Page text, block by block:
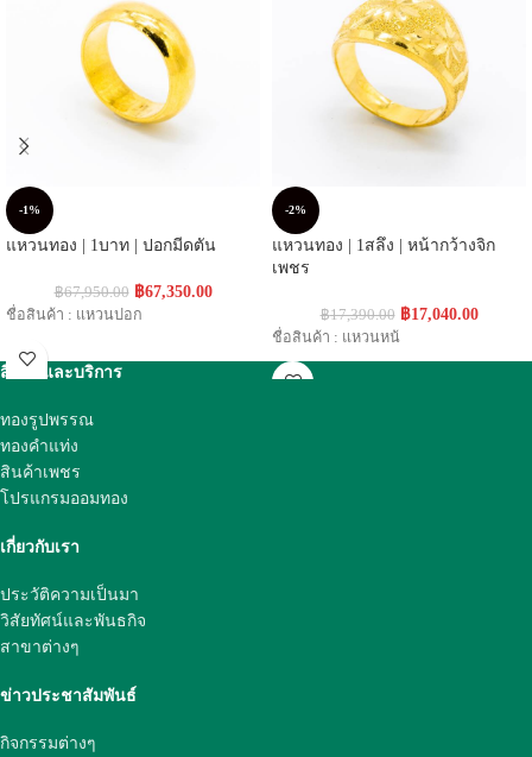
-1%
แหวนทอง | 1บาท | ปอกมีดตัน
฿67,950.00 ฿67,350.00
ชื่อสินค้า : แหวนปอก
-2%
แหวนทอง | 1สลึง | หน้ากว้างจิก
เพชร
฿17,390.00 ฿17,040.00
ชื่อสินค้า : แหวนหน้
สินค้าและบริการ
ทองรูปพรรณ
ทองคำแท่ง
สินค้าเพชร
โปรแกรมออมทอง
เกี่ยวกับเรา
ประวัติความเป็นมา
วิสัยทัศน์และพันธกิจ
สาขาต่างๆ
ข่าวประชาสัมพันธ์
กิจกรรมต่างๆ